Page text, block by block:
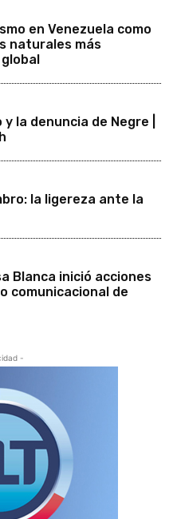
en Venezuela como
naturales más
la denuncia de Negre |
la ligereza ante la
Blanca inició acciones
comunicacional de
-